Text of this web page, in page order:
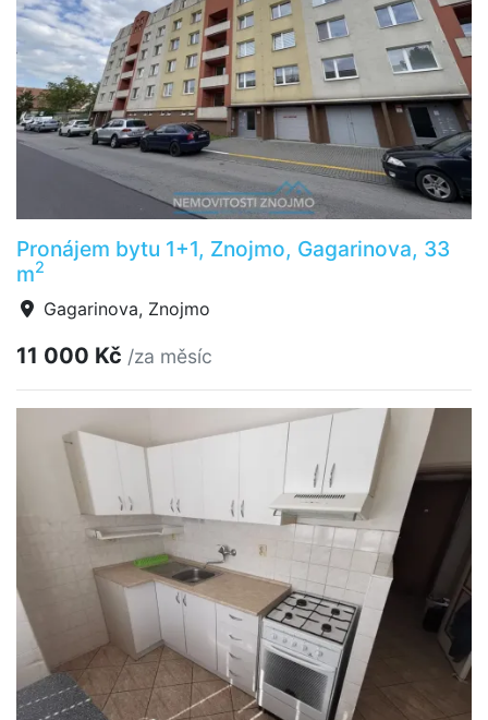
Pronájem bytu 1+1, Znojmo, Gagarinova, 33
m2
Gagarinova, Znojmo
11 000 Kč /za měsíc